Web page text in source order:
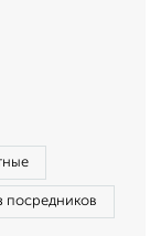
посредников